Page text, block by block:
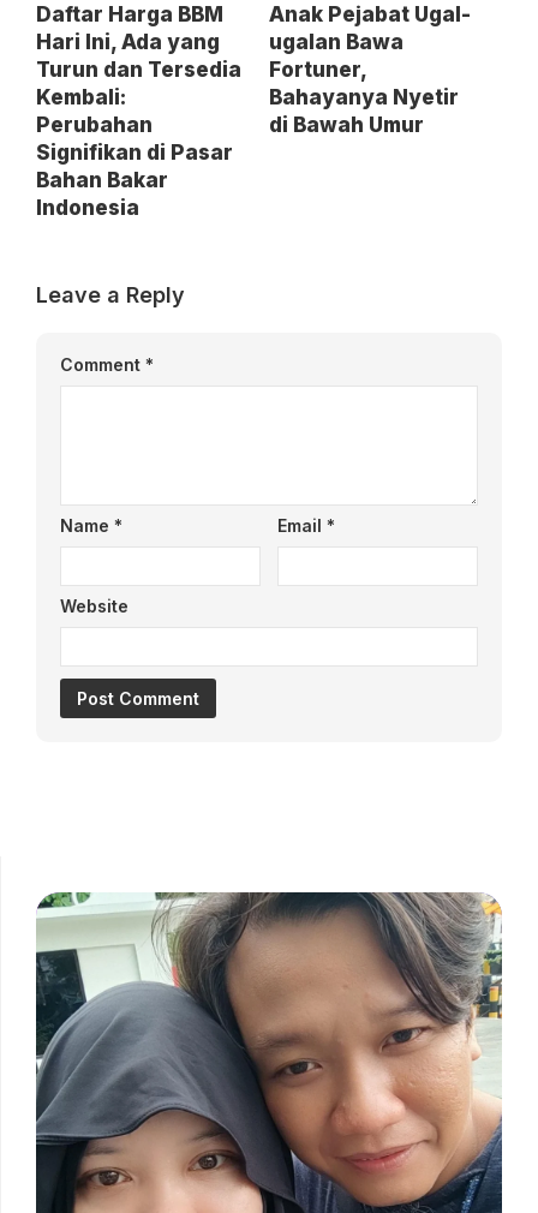
Daftar Harga BBM
Hari Ini, Ada yang
Turun dan Tersedia
Kembali:
Perubahan
Signifikan di Pasar
Bahan Bakar
Indonesia
Anak Pejabat Ugal-
ugalan Bawa
Fortuner,
Bahayanya Nyetir
di Bawah Umur
Leave a Reply
Comment *
Name * Email *
Website